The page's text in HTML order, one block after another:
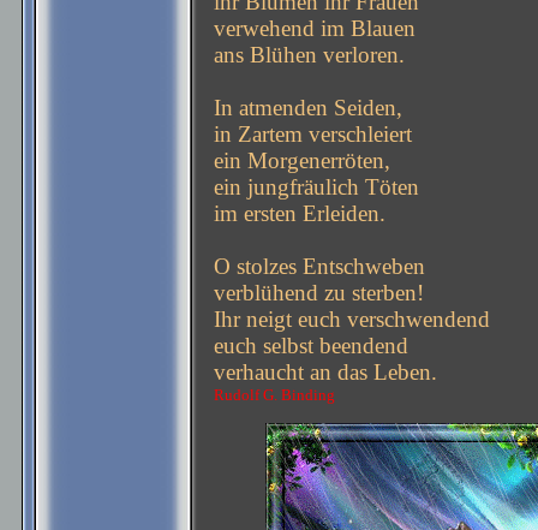
verwehend im Blauen
ans Blühen verloren.
In atmenden Seiden,
in Zartem verschleiert
ein Morgenerröten,
ein jungfräulich Töten
im ersten Erleiden.
O stolzes Entschweben
verblühend zu sterben!
Ihr neigt euch verschwendend
euch selbst beendend
verhaucht an das Leben.
Rudolf G. Binding